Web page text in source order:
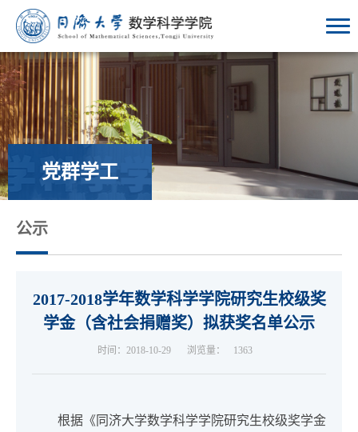
党群学工
公示
2017-2018学年数学科学学院研究生校级奖
学金（含社会捐赠奖）拟获奖名单公示
时间：2018-10-29 浏览量： 1363
根据《同济大学数学科学学院研究生校级奖学金